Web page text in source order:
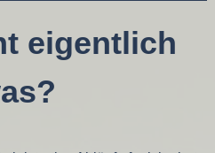
eigentlich